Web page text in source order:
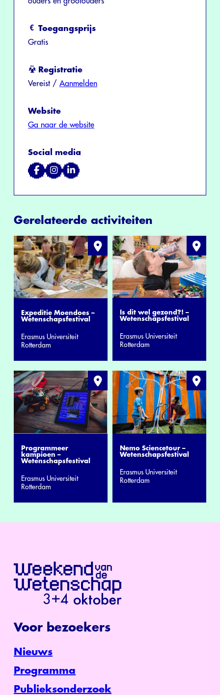
Toegangsprijs
Gratis
Registratie
Vereist / Aanmelden
Website
Ga naar de website
Social media
Gerelateerde activiteiten
Expeditie Moendoes –
Wetenschapsfestival
Erasmus Universiteit
Rotterdam
Is dit wel gezond?! –
Wetenschapsfestival
Erasmus Universiteit
Rotterdam
Programmeer
kampioen –
Wetenschapsfestival
Erasmus Universiteit
Rotterdam
Nemo Sciencetour –
Wetenschapsfestival
Erasmus Universiteit
Rotterdam
Voor bezoekers
Nieuws
Programma
Publieksonderzoek